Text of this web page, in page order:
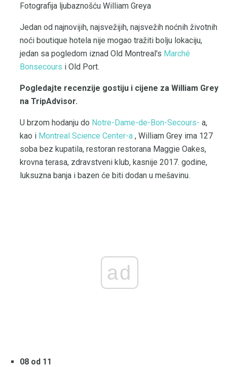
Fotografija ljubaznošću William Greya
Jedan od najnovijih, najsvežijih, najsvežih noćnih životnih
noći boutique hotela nije mogao tražiti bolju lokaciju,
jedan sa pogledom iznad Old Montreal's Marché
Bonsecours i Old Port.
Pogledajte recenzije gostiju i cijene za William Grey
na TripAdvisor.
U brzom hodanju do Notre-Dame-de-Bon-Secours- a,
kao i Montreal Science Center-a , William Grey ima 127
soba bez kupatila, restoran restorana Maggie Oakes,
krovna terasa, zdravstveni klub, kasnije 2017. godine,
luksuzna banja i bazen će biti dodan u mešavinu.
ad
08 od 11